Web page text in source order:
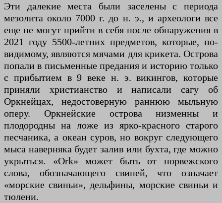
Эти далекие места были заселены с периода
мезолита около 7000 г. до н. э., и археологи все
еще не могут прийти в себя после обнаружения в
2021 году 5500-летних предметов, которые, по-
видимому, являются мячами для крикета. Острова
попали в письменные предания и историю только
с прибытием в 9 веке н. э. викингов, которые
приняли христианство и написали сагу об
Оркнейцах, недостоверную раннюю мыльную
оперу. Оркнейские острова низменны и
плодородны на ложе из ярко-красного старого
песчаника, а океан суров, но вокруг следующего
мыса наверняка будет залив или бухта, где можно
укрыться. «Ork» может быть от норвежского
слова, обозначающего свиней, что означает
«морские свиньи», дельфины, морские свиньи и
тюлени.